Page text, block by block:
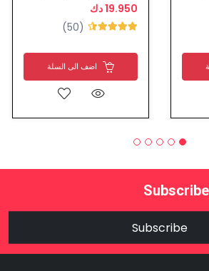
19.950 دك
(50)
اضف الى السلة
Subscribe